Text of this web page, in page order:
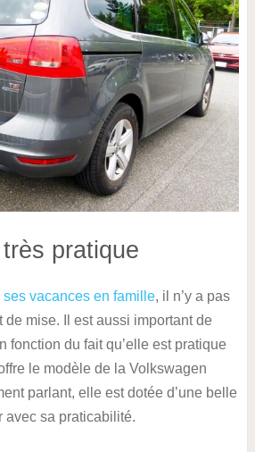
pratique
ses vacances en famille, il n’y a pas
de mise. Il est aussi important de
fonction du fait qu’elle est pratique
le modèle de la Volkswagen
parlant, elle est dotée d’une belle
avec sa praticabilité.